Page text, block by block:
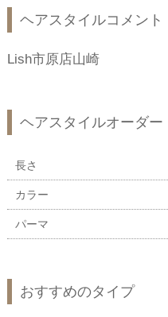
ヘアスタイルコメント
Lish市原店山崎
ヘアスタイルオーダー
長さ
カラー
パーマ
おすすめのタイプ